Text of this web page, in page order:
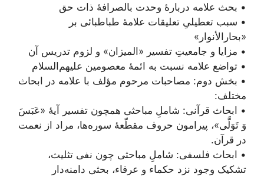
• بحث علامه دربارۀ وحدت بالصرافۀ ذات حق
• سبب تعطیلیِ تعلیقات علامۀ طباطبائی بر
«بحارالأنوار»
• مزایا و جامعیتِ تفسیر «المیزان» و لزوم تدریس آن
• تواضع علامه نسبت به ائمۀ معصومین علیهم‌السلام
• بخش دوم: مصاحبات مرحوم مؤلف با علامه در ابحاث
مختلف:
• ابحاث قرآنی: شاملِ مباحثی همچون تفسیر آیۀ «عَبَسَ
وَ تَوَلَّى‏»، پیرامون حروف مقطّعۀ سوره‌ها، مراد از نعمت
در قرآن.
• ابحاث فلسفی: شاملِ مباحثی چون نفی تثلیث،
تشکیک وجود نزد حکماء و عرفاء، بحثی دامنه‌دار